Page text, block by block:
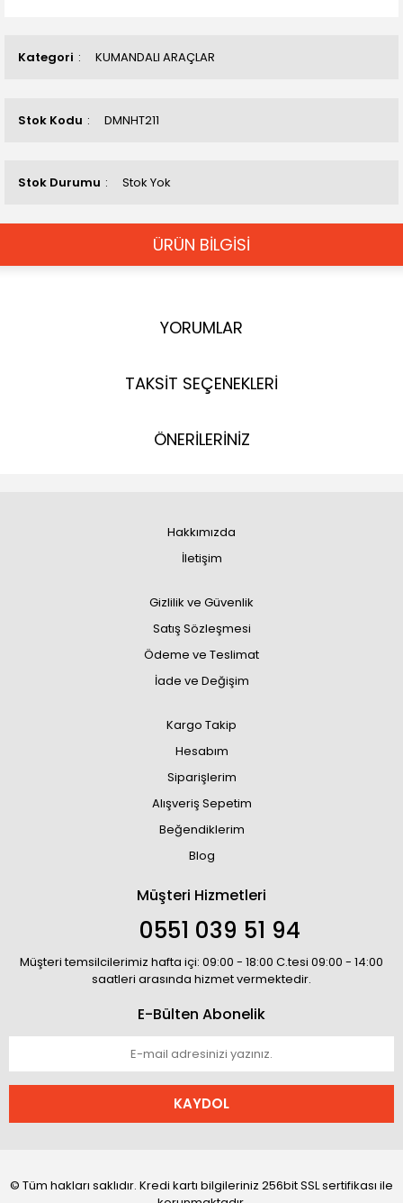
Kategori KUMANDALI ARAÇLAR
Stok Kodu DMNHT211
Stok Durumu Stok Yok
ÜRÜN BİLGİSİ
YORUMLAR
TAKSİT SEÇENEKLERİ
ÖNERİLERİNİZ
Hakkımızda
İletişim
Gizlilik ve Güvenlik
Satış Sözleşmesi
Ödeme ve Teslimat
İade ve Değişim
Kargo Takip
Hesabım
Siparişlerim
Alışveriş Sepetim
Beğendiklerim
Blog
Müşteri Hizmetleri
0551 039 51 94
Müşteri temsilcilerimiz hafta içi: 09:00 - 18:00 C.tesi 09:00 - 14:00
saatleri arasında hizmet vermektedir.
E-Bülten Abonelik
KAYDOL
© Tüm hakları saklıdır. Kredi kartı bilgileriniz 256bit SSL sertifikası ile